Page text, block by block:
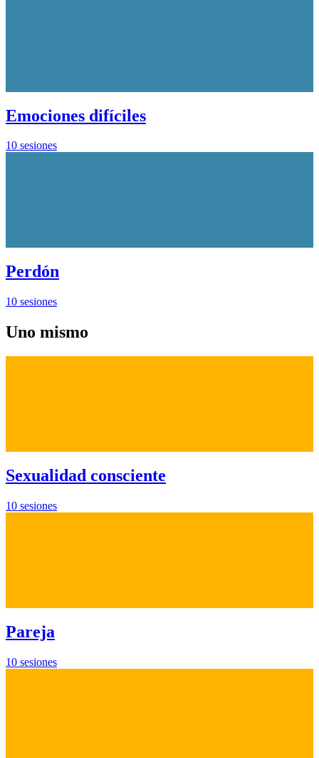
Emociones difíciles
10 sesiones
Perdón
10 sesiones
Uno mismo
Sexualidad consciente
10 sesiones
Pareja
10 sesiones